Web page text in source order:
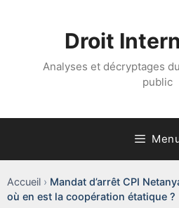
Droit
Analyses et décryptages
public
Accueil › Mandat d’arrêt CPI
où en est la coopération étatique ?